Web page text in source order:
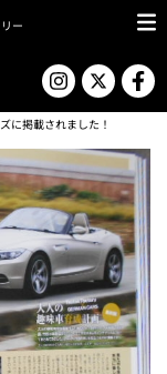
ー
に掲載されました！